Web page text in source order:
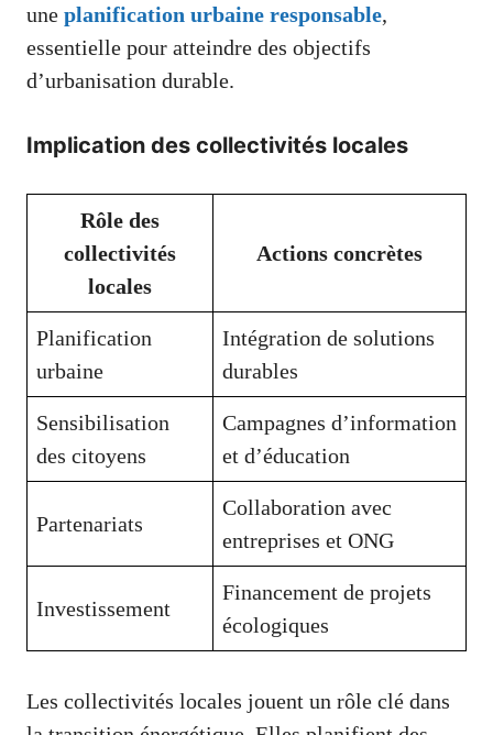
une planification urbaine responsable,
essentielle pour atteindre des objectifs
d’urbanisation durable.
Implication des collectivités locales
Rôle des
collectivités
locales
Actions concrètes
Planification
urbaine
Intégration de solutions
durables
Sensibilisation
des citoyens
Campagnes d’information
et d’éducation
Partenariats
Collaboration avec
entreprises et ONG
Investissement
Financement de projets
écologiques
Les collectivités locales jouent un rôle clé dans